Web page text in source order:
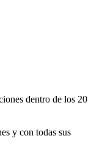
dentro de los 20
y con todas sus